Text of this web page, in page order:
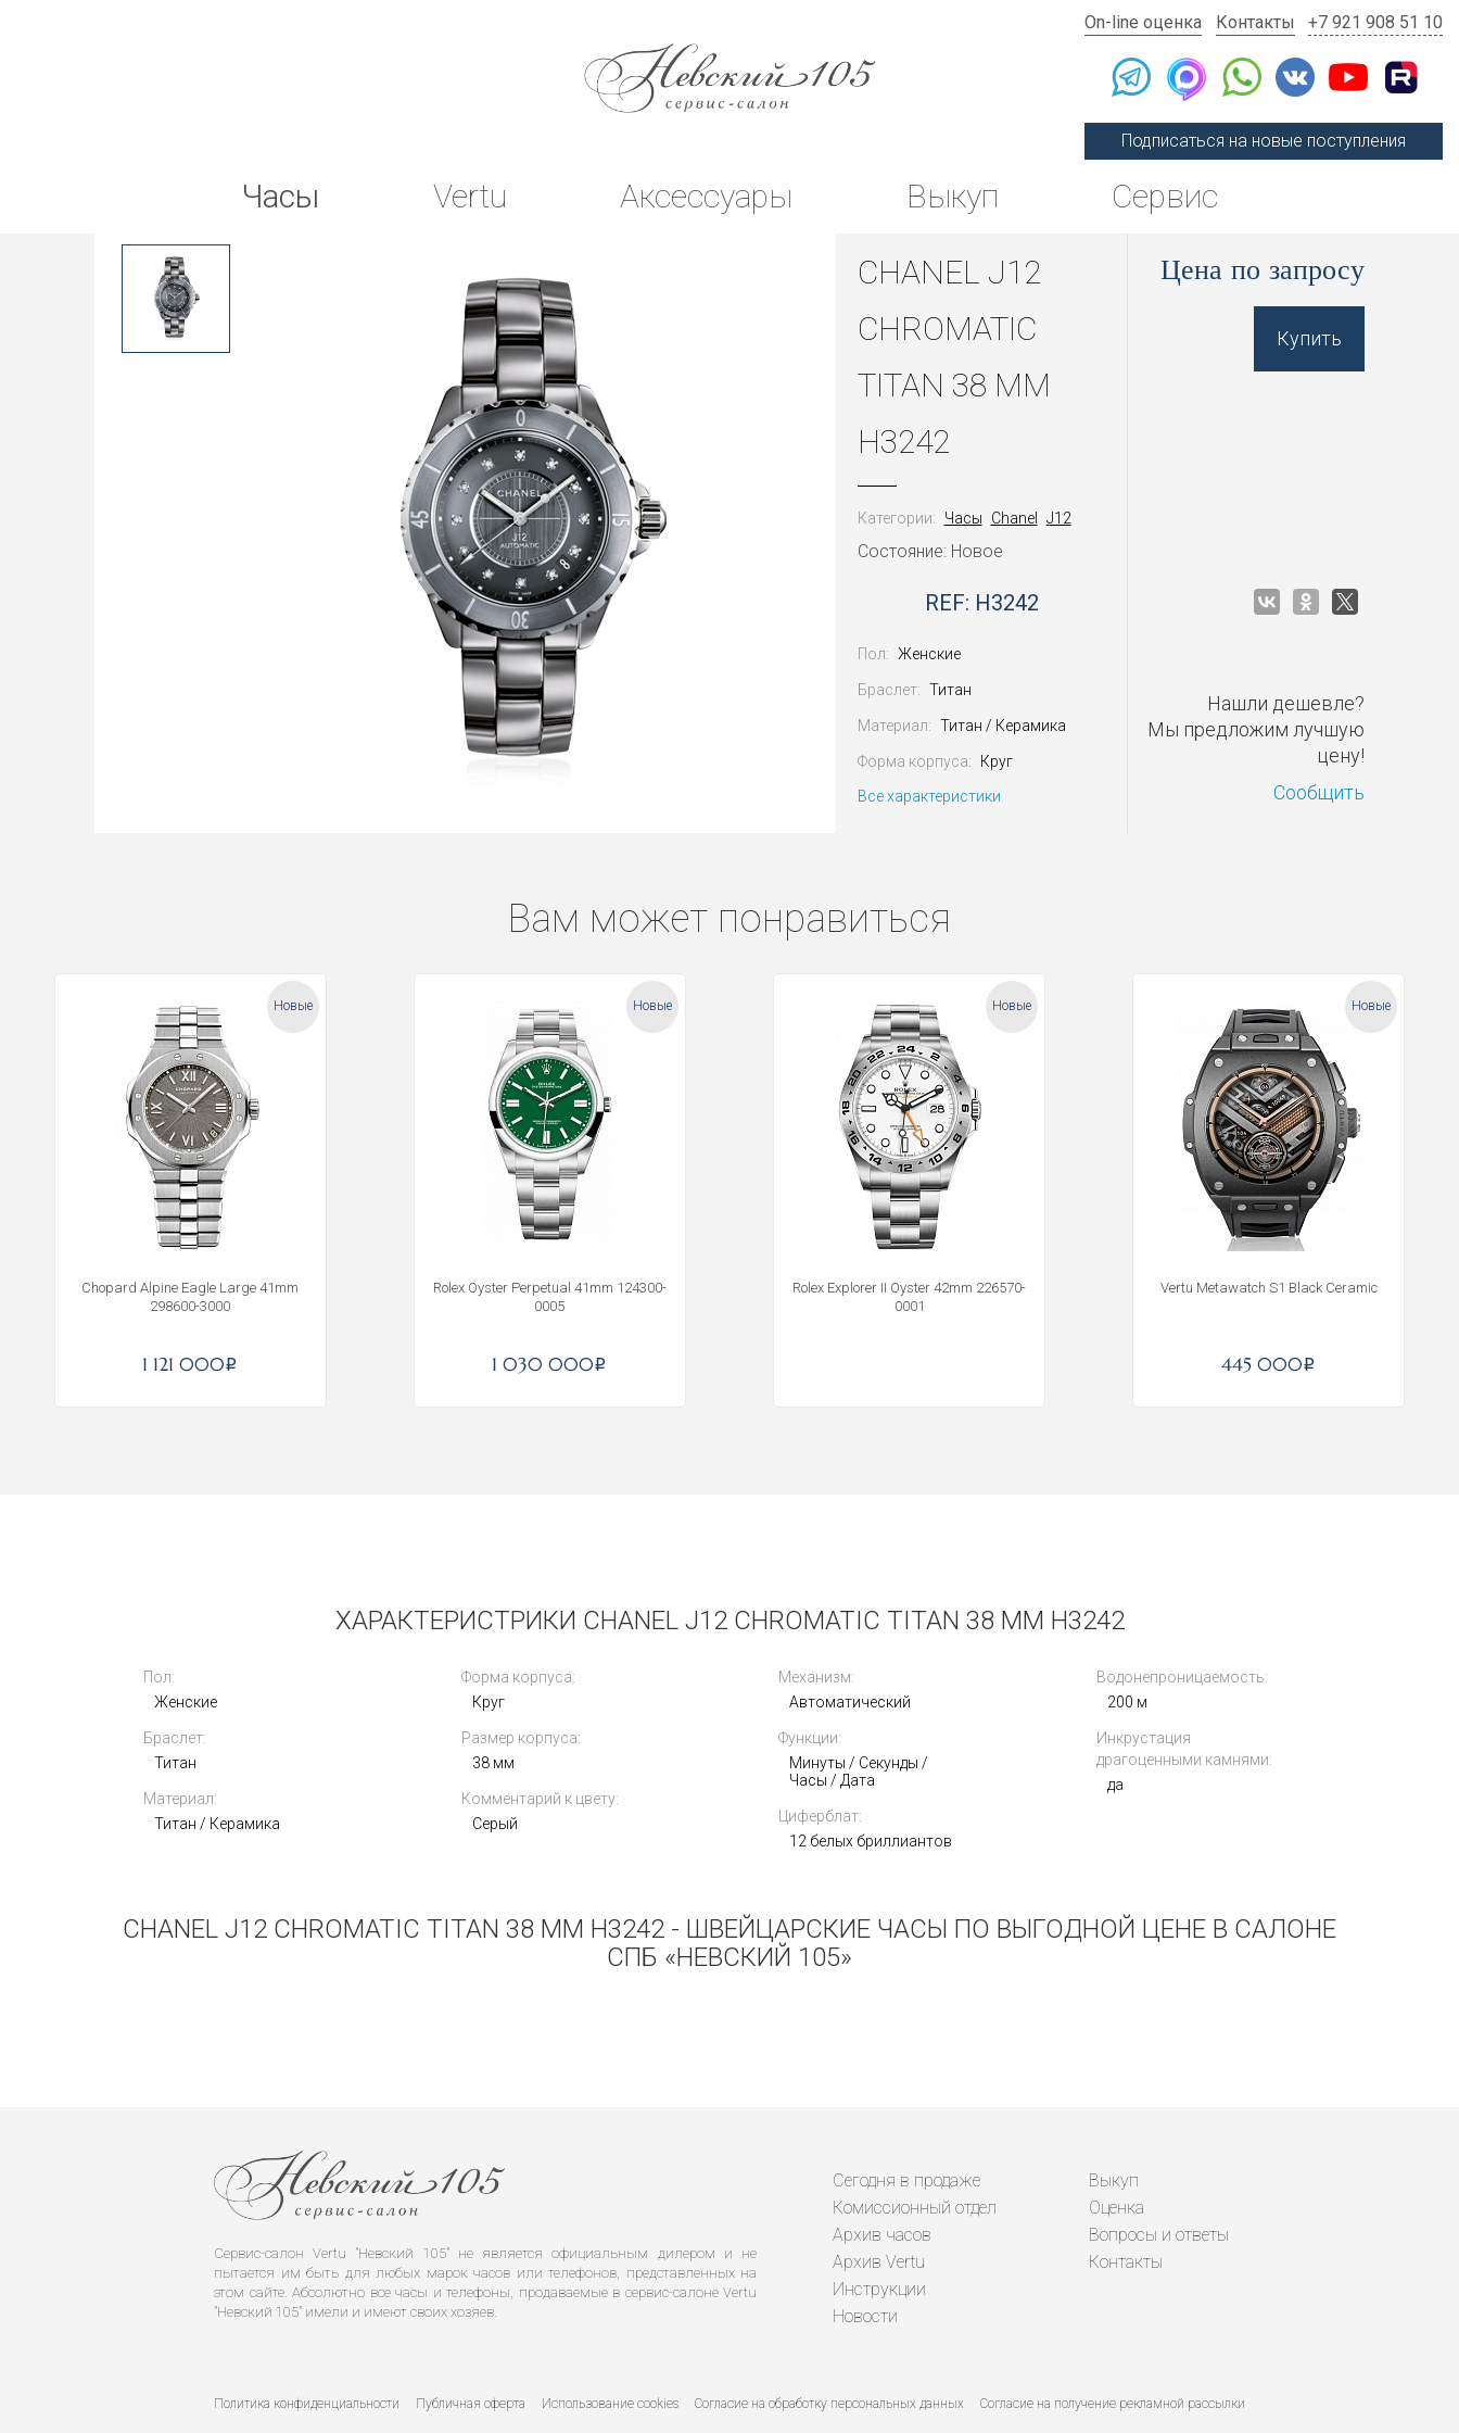
On-line оценка Контакты +7 921 908 51 10
Подписаться на новые поступления
Часы Vertu Аксессуары Выкуп
Сервис
CHANEL J12
CHROMATIC
TITAN 38 MM
H3242
Категории: Часы Chanel J12
Состояние: Новое
REF: H3242
Пол: Женские
Браслет: Титан
Материал: Титан / Керамика
Форма корпуса:
Круг
Все характеристики
Цена по запросу
Купить
Нашли дешевле?
Мы предложим лучшую
цену!
Сообщить
Вам может понравиться
Новые
Chopard Alpine Eagle Large 41mm
298600-3000
1 121 000i
Новые
Rolex Oyster Perpetual 41mm 124300-
0005
1 030 000i
Новые
Rolex Explorer II Oyster 42mm 226570-
0001
Новые
Vertu Metawatch S1 Black Ceramic
445 000i
Breitling Colt Automatic 44 mm
A17388101C1S1
299 000i
ХАРАКТЕРИСТРИКИ CHANEL J12 CHROMATIC TITAN 38 MM H3242
Пол:
Женские
Браслет:
Титан
Материал:
Титан / Керамика
Форма корпуса:
Круг
Размер корпуса:
38 мм
Комментарий к цвету:
Серый
Механизм:
Автоматический
Функции:
Минуты / Секунды /
Часы / Дата
Циферблат:
12 белых бриллиантов
Водонепроницаемость:
200 м
Инкрустация
драгоценными камнями:
да
CHANEL J12 CHROMATIC TITAN 38 MM H3242 - ШВЕЙЦАРСКИЕ ЧАСЫ ПО ВЫГОДНОЙ ЦЕНЕ В САЛОНЕ
СПБ «НЕВСКИЙ 105»
Сервис-салон Vertu "Невский 105" не является официальным дилером и не
пытается им быть для любых марок часов или телефонов, представленных на
этом сайте. Абсолютно все часы и телефоны, продаваемые в сервис-салоне Vertu
"Невский 105" имели и имеют своих хозяев.
Сегодня в продаже
Комиссионный отдел
Архив часов
Архив Vertu
Инструкции
Новости
Выкуп
Оценка
Вопросы и ответы
Контакты
Политика конфиденциальности Публичная оферта Использование cookies Согласие на обработку персональных данных Согласие на получение рекламной рассылки